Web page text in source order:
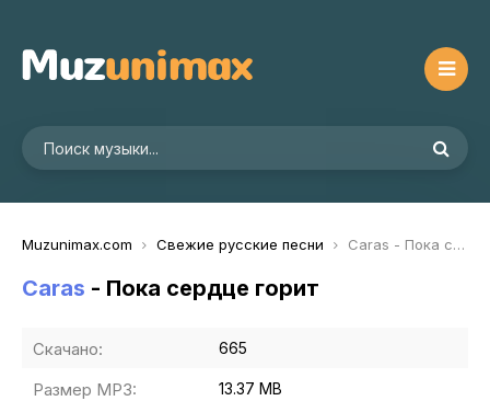
Muzunimax.com Свежие русские песни Caras - Пока сердце горит
Caras - Пока сердце горит
Скачано: 665
Размер MP3: 13.37 MB